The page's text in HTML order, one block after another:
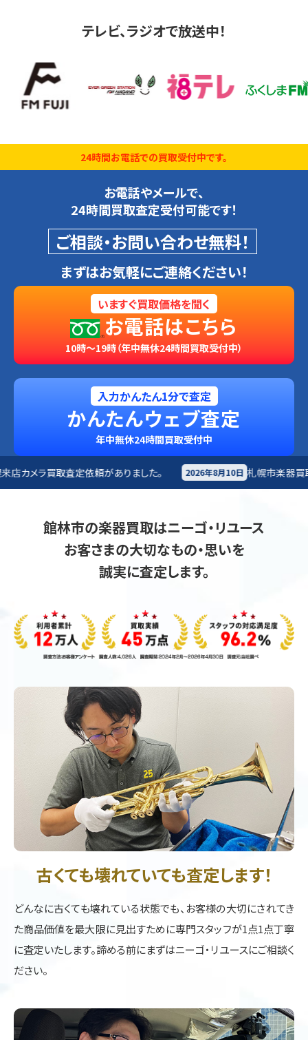
テレビ、ラジオで放送中！
24時間お電話での買取受付中です。
お電話やメールで、
24時間買取査定受付可能です！
ご相談・お問い合わせ無料！
まずはお気軽にご連絡ください！
いますぐ買取価格を聞く
お電話はこちら
10時～19時（年中無休24時間買取受付中）
入力かんたん1分で査定
かんたんウェブ査定
年中無休24時間買取受付中
りました。 2026年8月10日 札幌市 楽器買取査定依頼がありました。
館林市の楽器買取はニーゴ・リユース
お客さまの大切なもの・思いを
誠実に査定します。
古くても壊れていても査定します！
どんなに古くても壊れている状態でも、お客様の大切にされてき
た商品価値を最大限に見出すために専門スタッフが1点1点丁寧
に査定いたします。諦める前にまずはニーゴ・リユースにご相談く
ださい。